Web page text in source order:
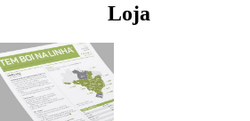
Loja